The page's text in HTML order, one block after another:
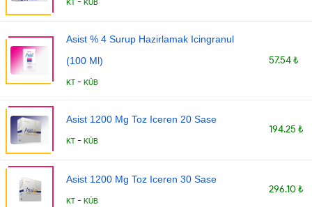
KT KÜB
Asist % 4 Surup Hazirlamak Icingranul
(100 Ml)
KT - KÜB
57.54 ₺
Asist 1200 Mg Toz Iceren 20 Sase
KT - KÜB
194.25 ₺
Asist 1200 Mg Toz Iceren 30 Sase
KT - KÜB
296.10 ₺